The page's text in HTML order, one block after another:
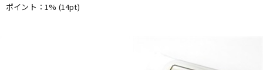
ポイント：1% (14pt)